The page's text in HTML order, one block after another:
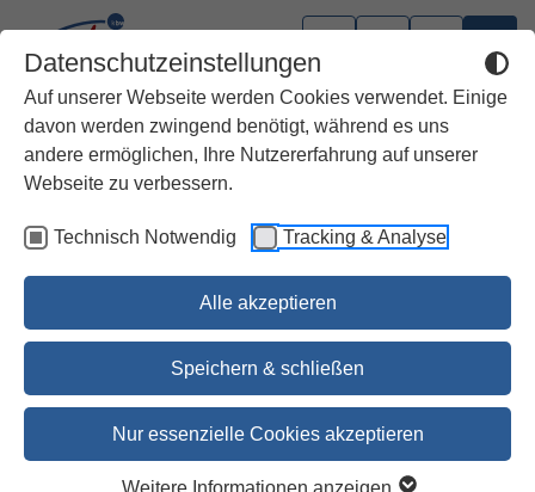
Datenschutzeinstellungen
Auf unserer Webseite werden Cookies verwendet. Einige
davon werden zwingend benötigt, während es uns
andere ermöglichen, Ihre Nutzererfahrung auf unserer
Webseite zu verbessern.
Technisch Notwendig Tracking & Analyse
Alle akzeptieren
Speichern & schließen
Nur essenzielle Cookies akzeptieren
Weitere Informationen anzeigen